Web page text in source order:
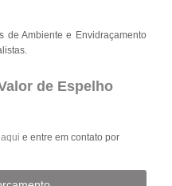
de Ambiente e Envidraçamento
de Espelho
e entre em contato por